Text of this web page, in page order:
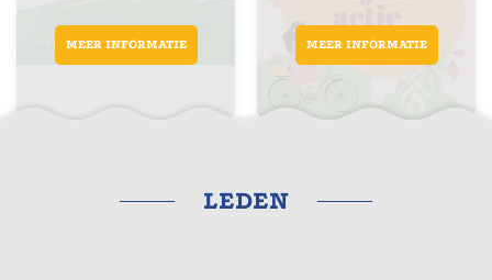
MEER INFORMATIE MEER INFORMATIE
LEDEN